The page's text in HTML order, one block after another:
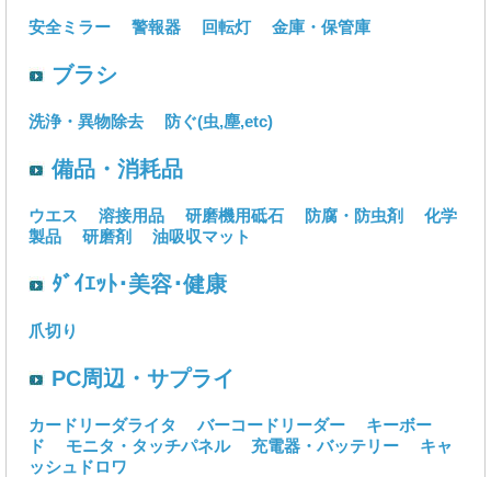
安全ミラー 警報器 回転灯 金庫・保管庫
ブラシ
洗浄・異物除去 防ぐ(虫,塵,etc)
備品・消耗品
ウエス 溶接用品 研磨機用砥石 防腐・防虫剤
化学
製品
研磨剤 油吸収マット
ﾀﾞｲｴｯﾄ･美容･健康
爪切り
PC周辺・サプライ
カードリーダライタ バーコードリーダー
キーボー
ド
モニタ・タッチパネル 充電器・バッテリー
キャ
ッシュドロワ